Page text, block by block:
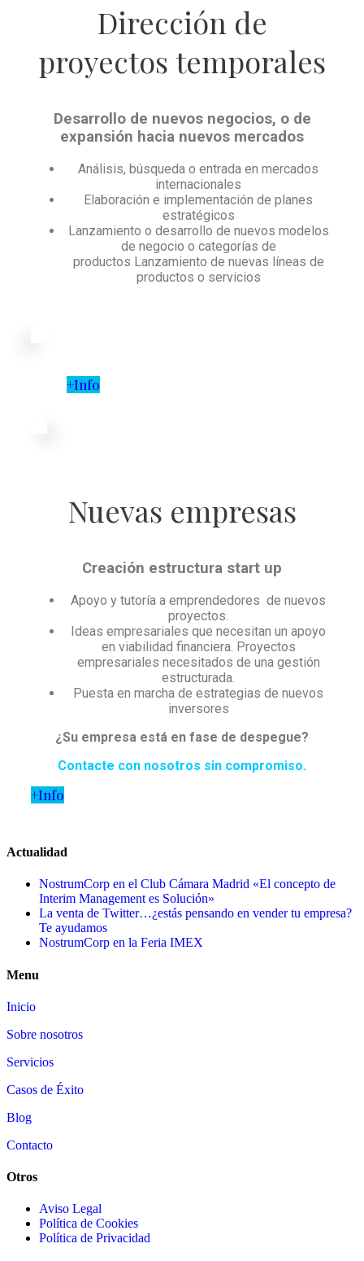
Dirección de
proyectos temporales
Desarrollo de nuevos negocios, o de
expansión hacia nuevos mercados
Análisis, búsqueda o entrada en mercados
internacionales
Elaboración e implementación de planes
estratégicos
Lanzamiento o desarrollo de nuevos modelos
de negocio o categorías de
productos Lanzamiento de nuevas líneas de
productos o servicios
+Info
Nuevas empresas​
Creación estructura start up
Apoyo y tutoría a emprendedores de nuevos
proyectos.
Ideas empresariales que necesitan un apoyo
en viabilidad financiera. Proyectos
empresariales necesitados de una gestión
estructurada.
Puesta en marcha de estrategias de nuevos
inversores
¿Su empresa está en fase de despegue?
Contacte con nosotros sin compromiso.
+Info
Actualidad
NostrumCorp en el Club Cámara Madrid «El concepto de
Interim Management es Solución»
La venta de Twitter…¿estás pensando en vender tu empresa?
Te ayudamos
NostrumCorp en la Feria IMEX
Menu
Inicio
Sobre nosotros
Servicios
Casos de Éxito
Blog
Contacto
Otros
Aviso Legal
Política de Cookies
Política de Privacidad